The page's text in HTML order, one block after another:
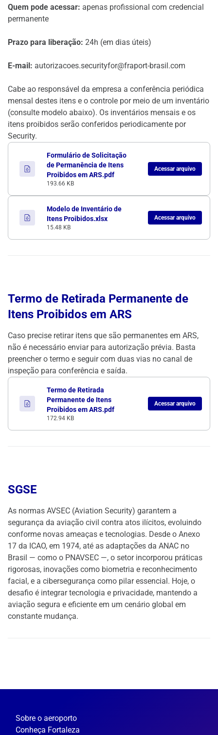
Quem pode acessar: apenas profissional com credencial
permanente
Prazo para liberação: 24h (em dias úteis)
E-mail: autorizacoes.securityfor@fraport-brasil.com
Cabe ao responsável da empresa a conferência periódica
mensal destes itens e o controle por meio de um inventário
(consulte modelo abaixo). Os inventários mensais e os
itens proibidos serão conferidos periodicamente por
Security.
Formulário de Solicitação
de Permanência de Itens
Proibidos em ARS.pdf
193.66 KB
Acessar arquivo
Modelo de Inventário de
Itens Proibidos.xlsx
15.48 KB
Acessar arquivo
Termo de Retirada Permanente de
Itens Proibidos em ARS
Caso precise retirar itens que são permanentes em ARS,
não é necessário enviar para autorização prévia. Basta
preencher o termo e seguir com duas vias no canal de
inspeção para conferência e saída.
Termo de Retirada
Permanente de Itens
Proibidos em ARS.pdf
172.94 KB
Acessar arquivo
SGSE
As normas AVSEC (Aviation Security) garantem a
segurança da aviação civil contra atos ilícitos, evoluindo
conforme novas ameaças e tecnologias. Desde o Anexo
17 da ICAO, em 1974, até as adaptações da ANAC no
Brasil — como o PNAVSEC —, o setor incorporou práticas
rigorosas, inovações como biometria e reconhecimento
facial, e a cibersegurança como pilar essencial. Hoje, o
desafio é integrar tecnologia e privacidade, mantendo a
aviação segura e eficiente em um cenário global em
constante mudança.
Sobre o aeroporto
Conheça Fortaleza